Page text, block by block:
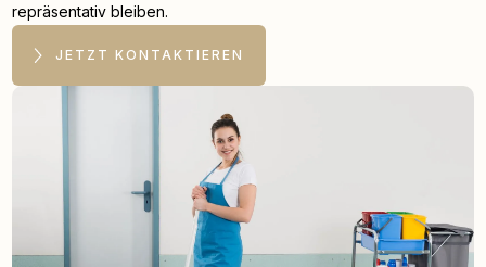
repräsentativ bleiben.
JETZT KONTAKTIEREN